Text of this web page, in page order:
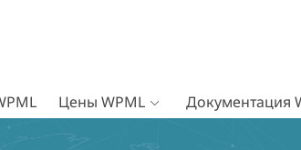
Цены WPML Документация